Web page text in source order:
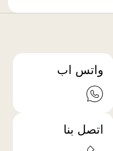
واتس اب
اتصل بنا